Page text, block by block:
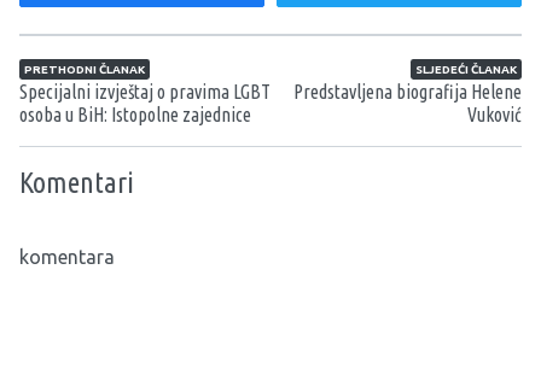
Navigacija članaka
PRETHODNI ČLANAK
Specijalni izvještaj o pravima LGBT
osoba u BiH: Istopolne zajednice
SLJEDEĆI ČLANAK
Predstavljena biografija Helene
Vuković
Komentari
komentara